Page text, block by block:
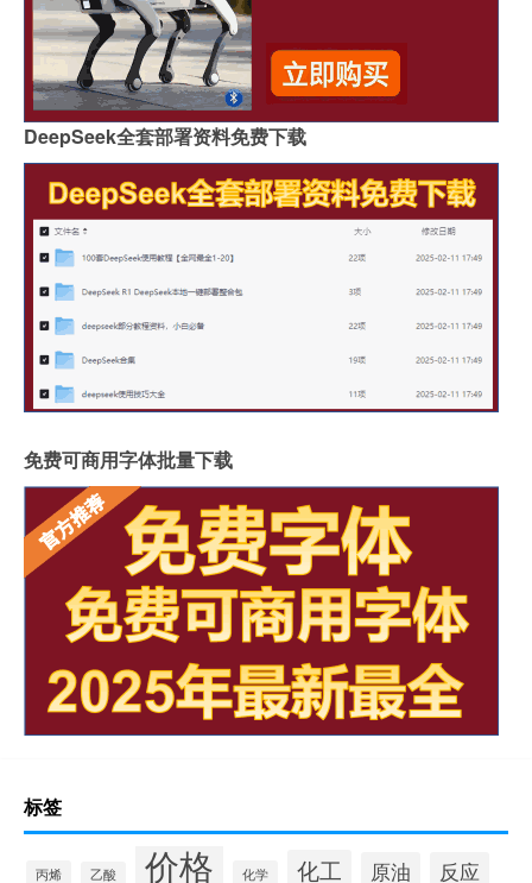
DeepSeek全套部署资料免费下载
免费可商用字体批量下载
标签
丙烯 乙酸 价格 化学 化工 原油 反应